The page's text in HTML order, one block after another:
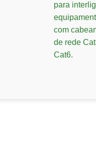
para
com
de rede
Cat6.